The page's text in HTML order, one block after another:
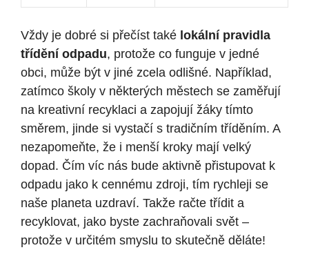
Vždy je dobré si přečíst také lokální pravidla
třídění odpadu, protože co funguje v jedné
obci, může být v jiné zcela odlišné. Například,
zatímco školy v některých městech se zaměřují
na kreativní recyklaci a zapojují žáky tímto
směrem, jinde si vystačí s tradičním tříděním. A
nezapomeňte, že i menší kroky mají velký
dopad. Čím víc nás bude aktivně přistupovat k
odpadu jako k cennému zdroji, tím rychleji se
naše planeta uzdraví. Takže račte třídit a
recyklovat, jako byste zachraňovali svět –
protože v určitém smyslu to skutečně děláte!